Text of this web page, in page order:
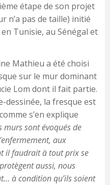
étape de son projet
n’a pas de taille) initié
Tunisie, au Sénégal et
Mathieu a été choisi
sur le mur dominant
Lom dont il fait partie.
dessinée, la fresque est
s’en explique
murs sont évoqués de
aux
il faudrait à tout prix se
aussi, nous
à condition qu’ils soient